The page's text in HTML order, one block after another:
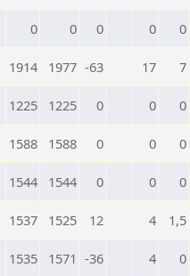
0 0 0 0 0
1914 1977 -63 17 7
1225 1225 0 0 0
1588 1588 0 0 0
1544 1544 0 0 0
1537 1525 12 4 1,5
1535 1571 -36 4 0